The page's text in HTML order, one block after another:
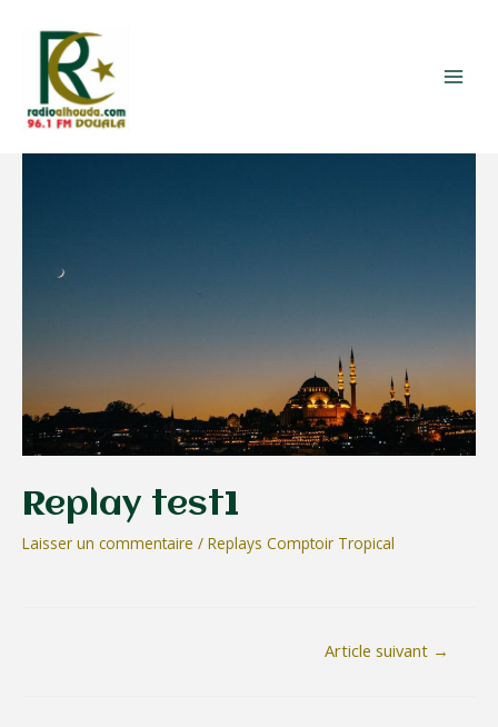
Replay test1
Laisser un commentaire / Replays Comptoir Tropical
Article suivant →